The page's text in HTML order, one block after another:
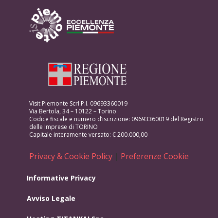
Visit Piemonte Scrl P.I. 09693360019
Via Bertola, 34 – 10122 – Torino
Codice fiscale e numero d’iscrizione: 09693360019 del Registro
delle Imprese di TORINO
Capitale interamente versato: € 200.000,00
Privacy & Cookie Policy | Preferenze Cookie
Informative Privacy
Avviso Legale